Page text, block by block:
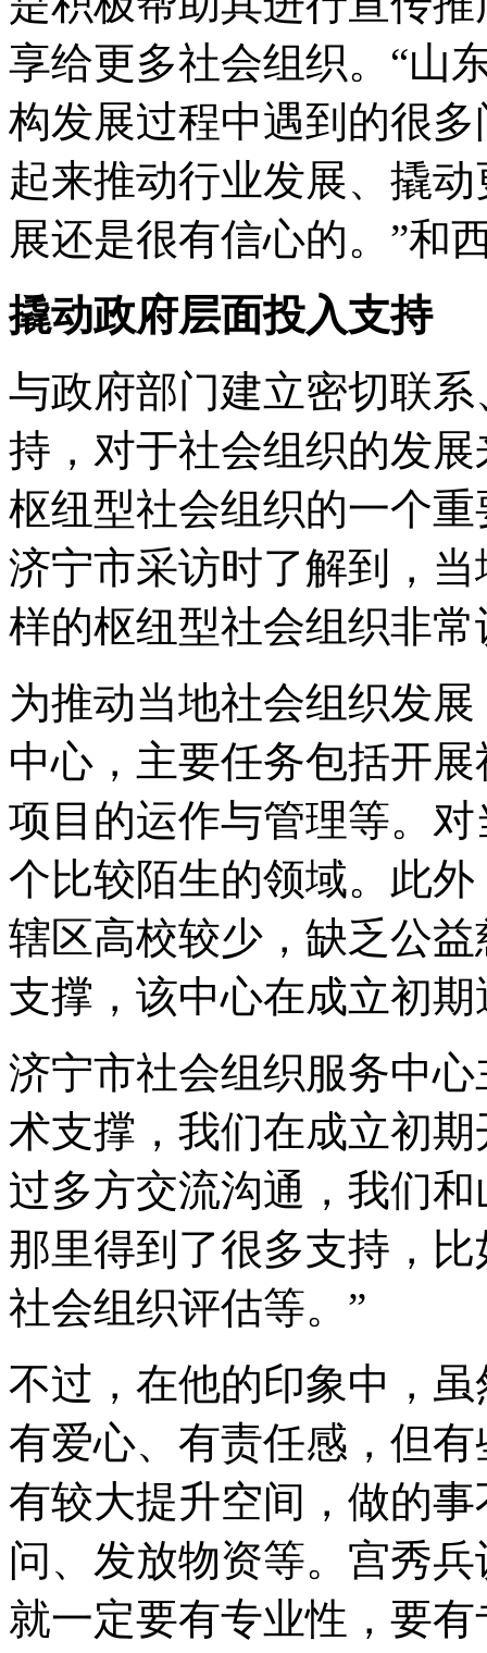
享给更多社会组织。“山
构发展过程中遇到的很
起来推动行业发展、撬
展还是很有信心的。”和
撬动政府层面投入支持
与政府部门建立密切联
持，对于社会组织的发
枢纽型社会组织的一个
济宁市采访时了解到，
样的枢纽型社会组织非
为推动当地社会组织发
中心，主要任务包括开
项目的运作与管理等。
个比较陌生的领域。此
辖区高校较少，缺乏公
支撑，该中心在成立初
济宁市社会组织服务中
术支撑，我们在成立初
过多方交流沟通，我们
那里得到了很多支持，
社会组织评估等。”
不过，在他的印象中，
有爱心、有责任感，但
有较大提升空间，做的
问、发放物资等。宫秀
就一定要有专业性，要